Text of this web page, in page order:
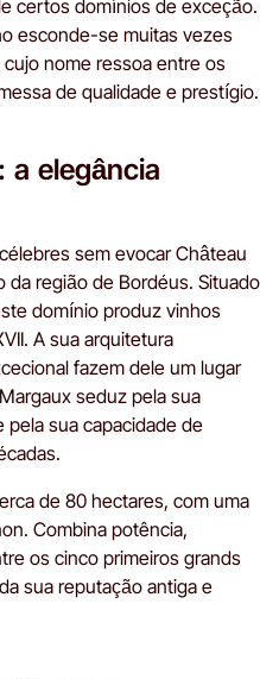
certos domínios de exceção.
esconde-se muitas vezes
nome ressoa entre os
de qualidade e prestígio.
a elegância
sem evocar Château
da região de Bordéus. Situado
domínio produz vinhos
A sua arquitetura
fazem dele um lugar
seduz pela sua
pela sua capacidade de
de 80 hectares, com uma
Combina potência,
os cinco primeiros grands
sua reputação antiga e